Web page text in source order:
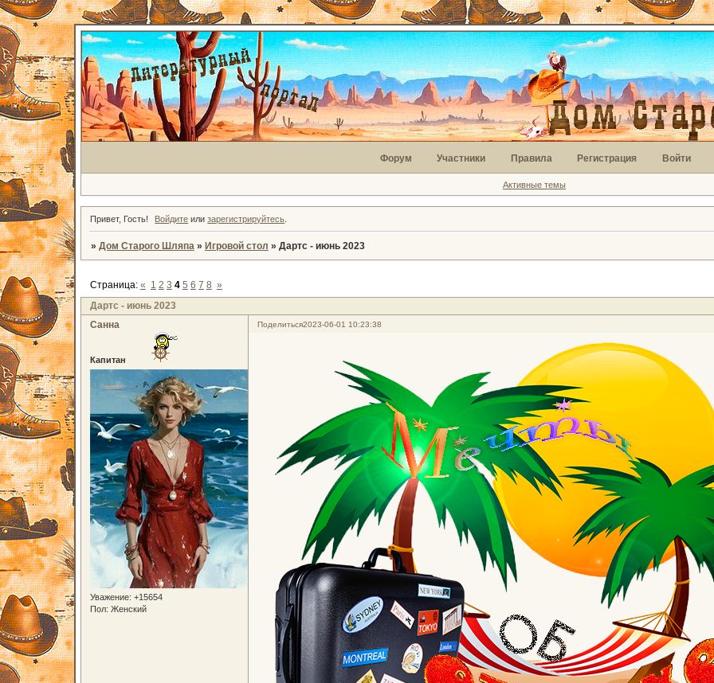
Форум Участники Правила Регистрация Войти
Активные темы
Привет, Гость! Войдите илизарегистрируйтесь
» Дом Старого Шляпа » Игровой стол » Дартс - июнь 2023
Дартс - июнь 2023
Страница: « 1 2 3 4 5 6 7 8 »
Поделиться2023-06-01 10:23:38
Санна
Капитан
Уважение: +15654
Пол: Женский